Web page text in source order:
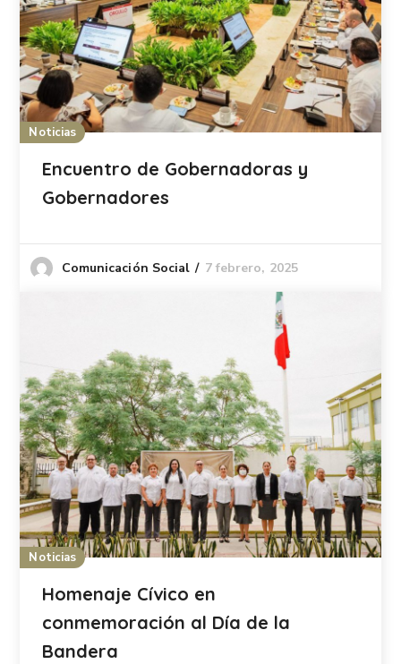
Noticias
Encuentro de Gobernadoras y
Gobernadores
Comunicación Social 7 febrero, 2025
Noticias
Homenaje Cívico en
conmemoración al Día de la
Bandera